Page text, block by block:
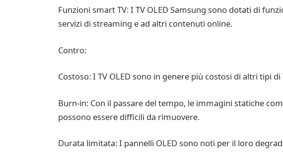
Funzioni smart TV: I TV OLED Samsung sono dotati di
servizi di streaming e ad altri contenuti online.
Contro:
Costoso: I TV OLED sono in genere più costosi di altri tipi di
Burn-in: Con il passare del tempo, le immagini statiche
possono essere difficili da rimuovere.
Durata limitata: I pannelli OLED sono noti per il loro